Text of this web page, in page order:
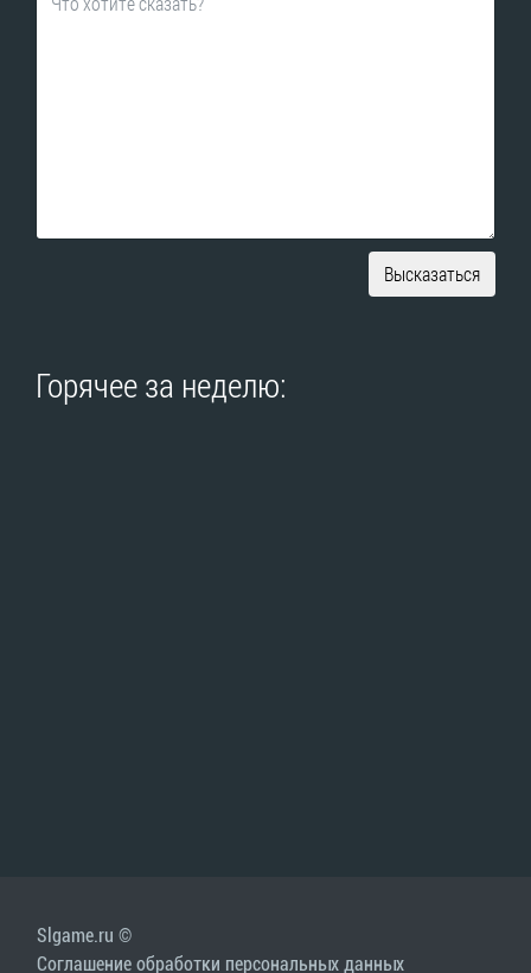
Высказаться
Горячее за неделю:
Slgame.ru ©
Соглашение обработки персональных данных